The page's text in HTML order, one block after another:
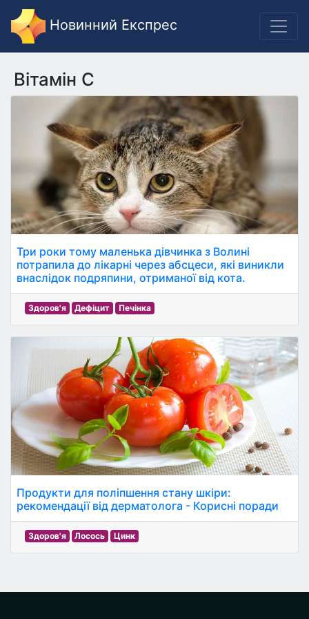
Новинний Експрес
Вітамін С
Три роки тому маленька дівчинка з Волині
потрапила до лікарні через абсцеси, які виникли
внаслідок подряпини, отриманої від кота.
Здоров'я Дефіцит Печінка
Продукти для поліпшення стану шкіри:
рекомендації від дерматолога - Корисні поради
Здоров'я Лосось Цинк